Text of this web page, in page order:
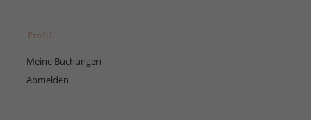
Profil
Meine Buchungen
Abmelden